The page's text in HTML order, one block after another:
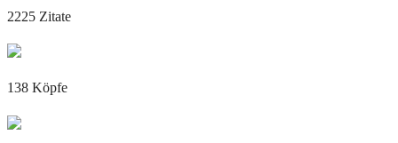
2225 Zitate
138 Köpfe